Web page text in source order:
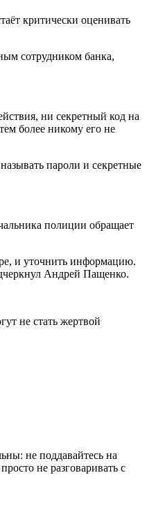
критически оценивать
сотрудником банка,
ни секретный код на
более никому его не
пароли и секретные
полиции обращает
и уточнить информацию.
Андрей Пащенко.
не стать жертвой
не поддавайтесь на
не разговаривать с